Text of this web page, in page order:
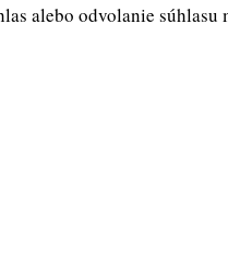
alebo odvolanie